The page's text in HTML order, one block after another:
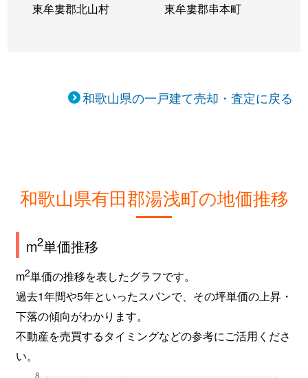
東牟婁郡北山村 東牟婁郡串本町
和歌山県の一戸建て売却・査定に戻る
和歌山県有田郡湯浅町の地価推移
m2単価推移
m2単価の推移を表したグラフです。
過去1年間や5年といったスパンで、その坪単価の上昇・
下落の傾向がわかります。
不動産を売買するタイミングなどの参考にご活用くださ
い。